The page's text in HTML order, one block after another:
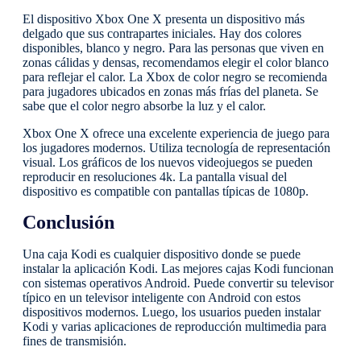
El dispositivo Xbox One X presenta un dispositivo más
delgado que sus contrapartes iniciales. Hay dos colores
disponibles, blanco y negro. Para las personas que viven en
zonas cálidas y densas, recomendamos elegir el color blanco
para reflejar el calor. La Xbox de color negro se recomienda
para jugadores ubicados en zonas más frías del planeta. Se
sabe que el color negro absorbe la luz y el calor.
Xbox One X ofrece una excelente experiencia de juego para
los jugadores modernos. Utiliza tecnología de representación
visual. Los gráficos de los nuevos videojuegos se pueden
reproducir en resoluciones 4k. La pantalla visual del
dispositivo es compatible con pantallas típicas de 1080p.
Conclusión
Una caja Kodi es cualquier dispositivo donde se puede
instalar la aplicación Kodi. Las mejores cajas Kodi funcionan
con sistemas operativos Android. Puede convertir su televisor
típico en un televisor inteligente con Android con estos
dispositivos modernos. Luego, los usuarios pueden instalar
Kodi y varias aplicaciones de reproducción multimedia para
fines de transmisión.